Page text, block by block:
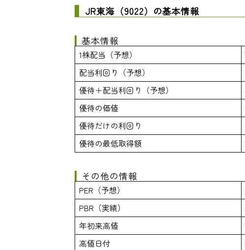
JR東海（9022）の基本情報
基本情報
1株配当（予想）
配当利回り（予想）
優待＋配当利回り（予想）
優待の価値
優待だけの利回り
優待の最低取得額
その他の情報
PER（予想）
PBR（実績）
年初来高値
高値日付